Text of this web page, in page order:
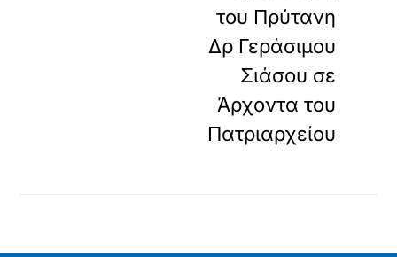
του Πρύτανη
Δρ Γεράσιμου
Σιάσου σε
Άρχοντα του
Πατριαρχείου